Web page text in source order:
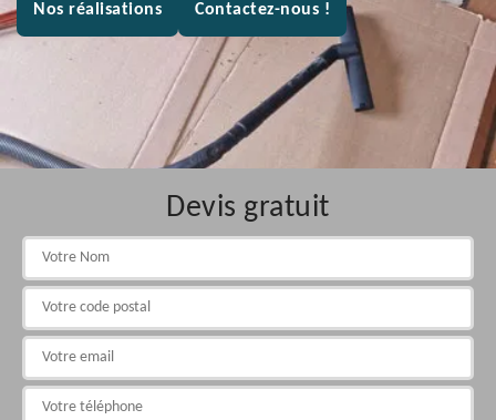
Nos réalisations Contactez-nous !
Devis gratuit